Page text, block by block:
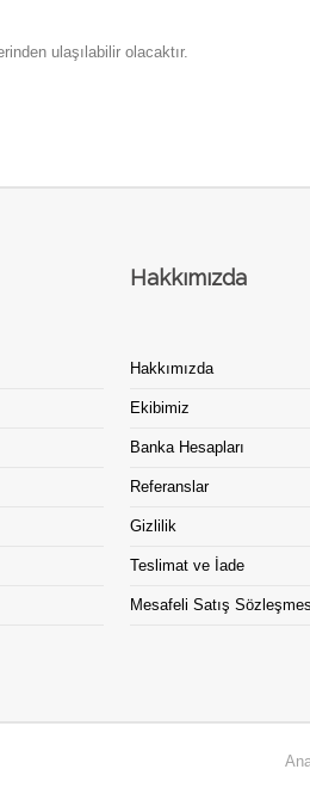
ulaşılabilir olacaktır.
Hakkımızda
Hakkımızda
Ekibimiz
Banka Hesapları
Referanslar
Gizlilik
Teslimat ve İade
Mesafeli Satış